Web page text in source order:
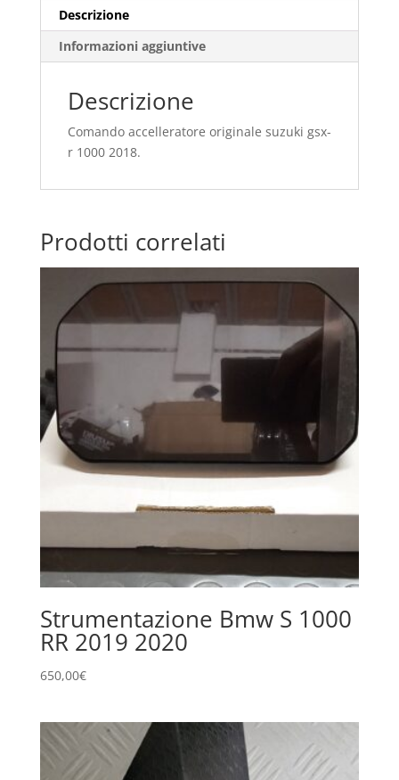
quantità
Descrizione
Informazioni aggiuntive
Descrizione
Comando accelleratore originale suzuki gsx-
r 1000 2018.
Prodotti correlati
Strumentazione Bmw S 1000
RR 2019 2020
650,00€